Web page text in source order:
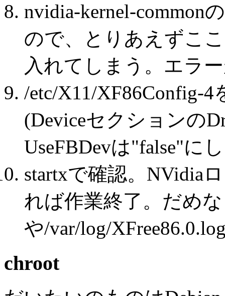
nvidia-kernel-common
ので、とりあえずこ
入れてしまう。エラ
/etc/X11/XF86Config-
(Deviceセクションの
UseFBDevは"false"に
startxで確認。NVidia
れば作業終了。だめ
や/var/log/
chroot